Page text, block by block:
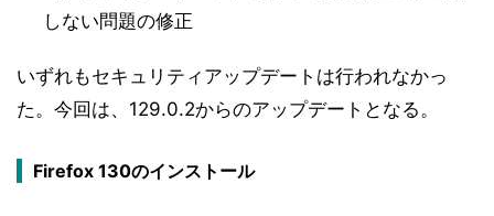
しない問題の修正
いずれもセキュリティアップデートは行われなかっ
た。今回は、129.0.2からのアップデートとなる。
Firefox 130のインストール